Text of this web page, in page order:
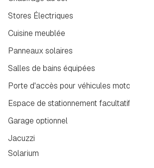
Stores Électriques
Cuisine meublée
Panneaux solaires
Salles de bains équipées
Porte d'accès pour véhicules motorisés
Espace de stationnement facultatif
Garage optionnel
Jacuzzi
Solarium